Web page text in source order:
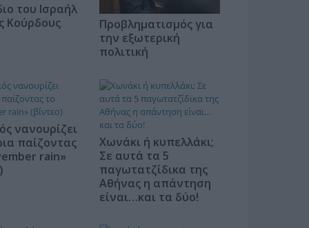
του Ισραήλ
Κούρδους
Προβληματισμός για
την εξωτερική
πολιτική
νανουρίζει
παίζοντας
rain»
Χωνάκι ή κυπελλάκι;
Σε αυτά τα 5
παγωτατζίδικα της
Αθήνας η απάντηση
είναι…και τα δύο!